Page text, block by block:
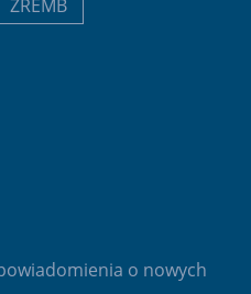
ZREMB
o nowych